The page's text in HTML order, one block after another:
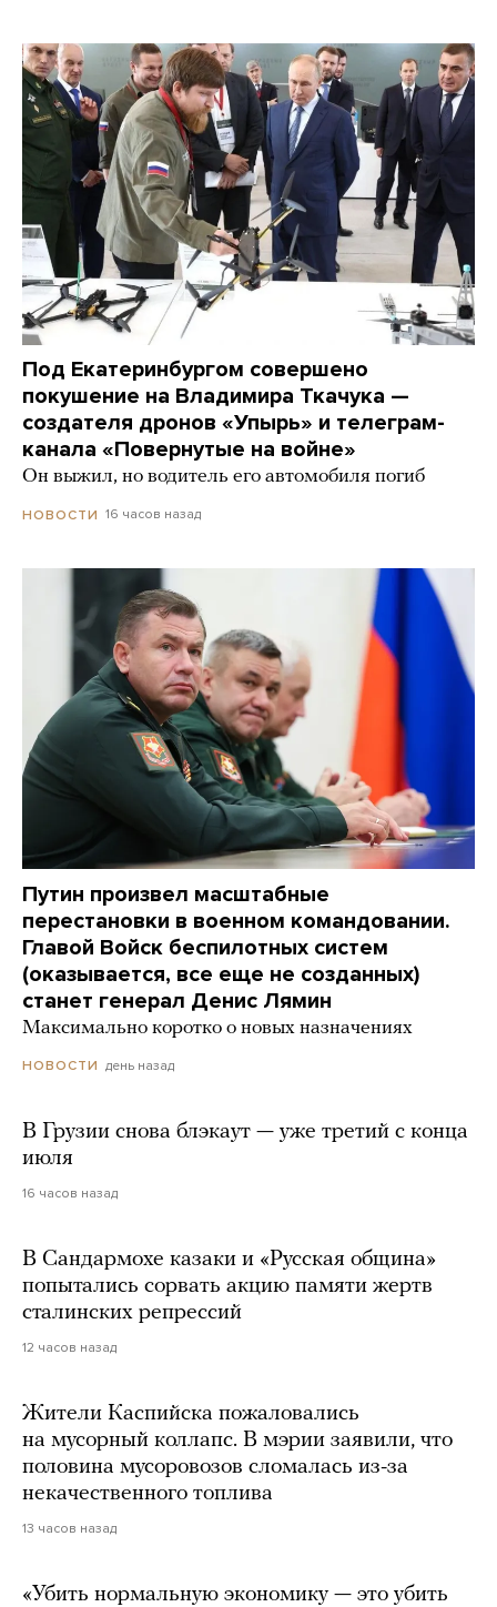
Под Екатеринбургом совершено
покушение на Владимира Ткачука —
создателя дронов «Упырь» и телеграм-
канала «Повернутые на войне»
Он выжил, но водитель его автомобиля погиб
НОВОСТИ 16 часов назад
Путин произвел масштабные
перестановки в военном командовании.
Главой Войск беспилотных систем
(оказывается, все еще не созданных)
станет генерал Денис Лямин
Максимально коротко о новых назначениях
НОВОСТИ день назад
В Грузии снова блэкаут — уже третий с конца
июля
16 часов назад
В Сандармохе казаки и «Русская община»
попытались сорвать акцию памяти жертв
сталинских репрессий
12 часов назад
Жители Каспийска пожаловались
на мусорный коллапс. В мэрии заявили, что
половина мусоровозов сломалась из-за
некачественного топлива
13 часов назад
«Убить нормальную экономику — это убить